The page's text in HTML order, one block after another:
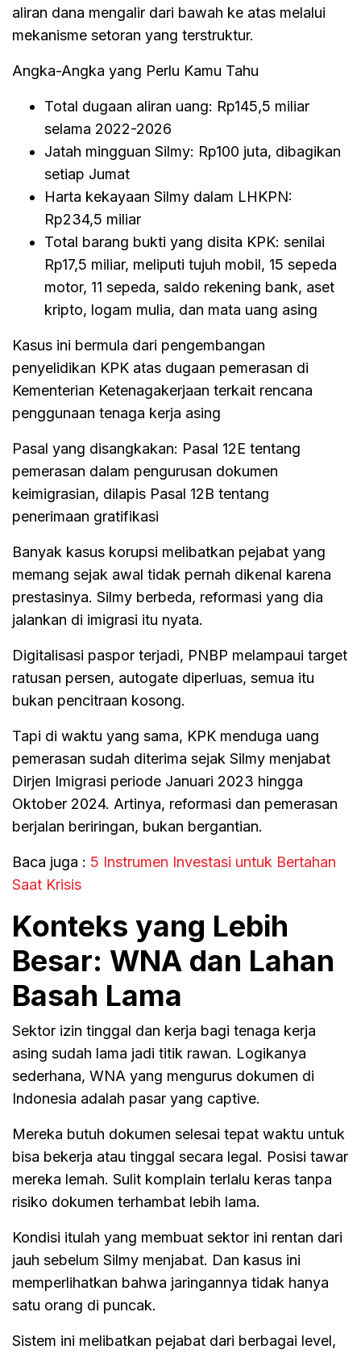
aliran dana mengalir dari bawah ke atas melalui
mekanisme setoran yang terstruktur.
Angka-Angka yang Perlu Kamu Tahu
Total dugaan aliran uang: Rp145,5 miliar
selama 2022-2026
Jatah mingguan Silmy: Rp100 juta, dibagikan
setiap Jumat
Harta kekayaan Silmy dalam LHKPN:
Rp234,5 miliar
Total barang bukti yang disita KPK: senilai
Rp17,5 miliar, meliputi tujuh mobil, 15 sepeda
motor, 11 sepeda, saldo rekening bank, aset
kripto, logam mulia, dan mata uang asing
Kasus ini bermula dari pengembangan
penyelidikan KPK atas dugaan pemerasan di
Kementerian Ketenagakerjaan terkait rencana
penggunaan tenaga kerja asing
Pasal yang disangkakan: Pasal 12E tentang
pemerasan dalam pengurusan dokumen
keimigrasian, dilapis Pasal 12B tentang
penerimaan gratifikasi
Banyak kasus korupsi melibatkan pejabat yang
memang sejak awal tidak pernah dikenal karena
prestasinya. Silmy berbeda, reformasi yang dia
jalankan di imigrasi itu nyata.
Digitalisasi paspor terjadi, PNBP melampaui target
ratusan persen, autogate diperluas, semua itu
bukan pencitraan kosong.
Tapi di waktu yang sama, KPK menduga uang
pemerasan sudah diterima sejak Silmy menjabat
Dirjen Imigrasi periode Januari 2023 hingga
Oktober 2024. Artinya, reformasi dan pemerasan
berjalan beriringan, bukan bergantian.
Baca juga : 5 Instrumen Investasi untuk Bertahan
Saat Krisis
Konteks yang Lebih
Besar: WNA dan Lahan
Basah Lama
Sektor izin tinggal dan kerja bagi tenaga kerja
asing sudah lama jadi titik rawan. Logikanya
sederhana, WNA yang mengurus dokumen di
Indonesia adalah pasar yang captive.
Mereka butuh dokumen selesai tepat waktu untuk
bisa bekerja atau tinggal secara legal. Posisi tawar
mereka lemah. Sulit komplain terlalu keras tanpa
risiko dokumen terhambat lebih lama.
Kondisi itulah yang membuat sektor ini rentan dari
jauh sebelum Silmy menjabat. Dan kasus ini
memperlihatkan bahwa jaringannya tidak hanya
satu orang di puncak.
Sistem ini melibatkan pejabat dari berbagai level,